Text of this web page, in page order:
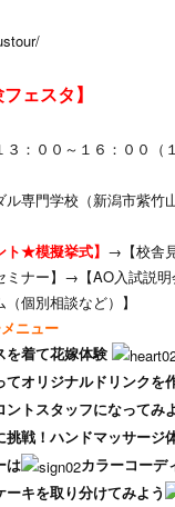
フェスタ】
：００～１６：００（
専門学校（新潟市紫竹山
ト★模擬挙式】 →【校舎
ナー】→【AO入試説明
個別相談など）】
ニュー
を着て花嫁体験
てオリジナルドリンクを
ントスタッフになってみ
挑戦！ハンドマッサージ
は
カラーコーデ
ーキを取り分けてみよう